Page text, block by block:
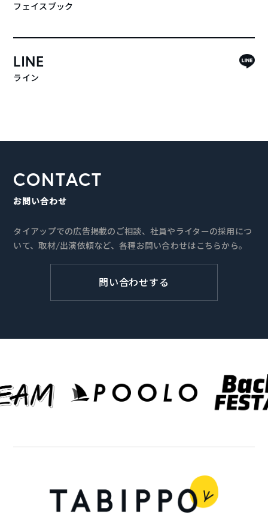
フェイスブック
LINE
ライン
CONTACT
お問い合わせ
タイアップでの広告掲載のご相談、社員やライターの採用につ
いて、取材/出演依頼など、各種お問い合わせはこちらから。
問い合わせする